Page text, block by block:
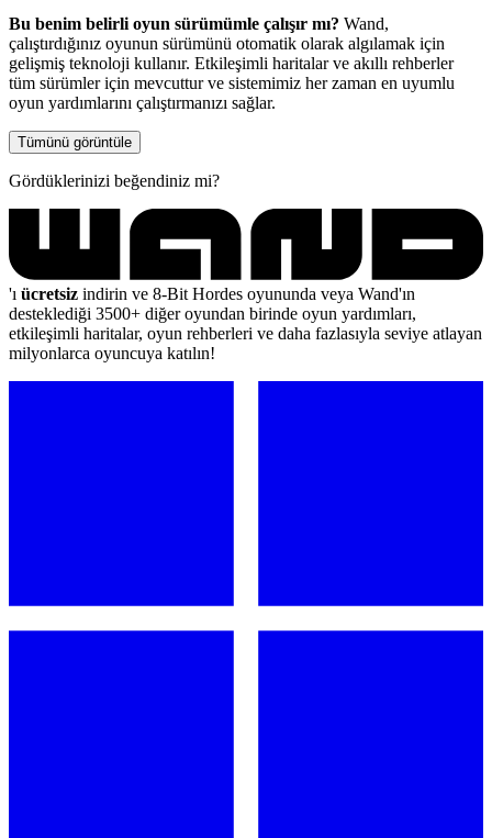
Bu benim belirli oyun sürümümle çalışır mı? Wand,
çalıştırdığınız oyunun sürümünü otomatik olarak algılamak için
gelişmiş teknoloji kullanır. Etkileşimli haritalar ve akıllı rehberler
tüm sürümler için mevcuttur ve sistemimiz her zaman en uyumlu
oyun yardımlarını çalıştırmanızı sağlar.
Tümünü görüntüle
Gördüklerinizi beğendiniz mi?
'ı ücretsiz indirin ve 8-Bit Hordes oyununda veya Wand'ın
desteklediği 3500+ diğer oyundan birinde oyun yardımları,
etkileşimli haritalar, oyun rehberleri ve daha fazlasıyla seviye atlayan
milyonlarca oyuncuya katılın!